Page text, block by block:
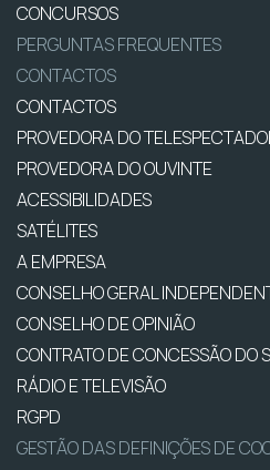
CONCURSOS
PERGUNTAS FREQUENTES
CONTACTOS
CONTACTOS
PROVEDORA DO
PROVEDORA DO OUVINTE
ACESSIBILIDADES
SATÉLITES
A EMPRESA
CONSELHO GERAL
CONSELHO DE OPINIÃO
CONTRATO DE CONCESSÃO DO
RÁDIO E TELEVISÃO
RGPD
GESTÃO DAS DEFINIÇÕES DE